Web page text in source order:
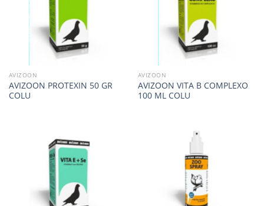
AVIZOON
AVIZOON PROTEXIN 50 GR
COLU
AVIZOON
AVIZOON VITA B COMPLEXO
100 ML COLU